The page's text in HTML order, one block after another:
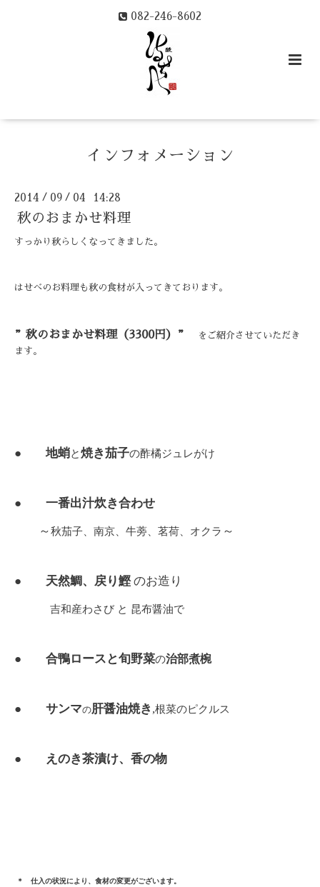
082-246-8602
インフォメーション
2014 / 09 / 04 14:28
秋のおまかせ料理
すっかり秋らしくなってきました。
はせべのお料理も秋の食材が入ってきております。
”秋のおまかせ料理（3300円）”
をご紹介させていただき
ます。
● 地蛸と焼き茄子の酢橘ジュレがけ
● 一番出汁炊き合わせ
～秋茄子、南京、牛蒡、茗荷、オクラ ～
● 天然鯛、戻り鰹のお造り
吉和産わさび と 昆布醤油で
● 合鴨ロースと旬野菜の治部煮椀
● サンマの肝醤油焼き ,根菜のピクルス
● えのき茶漬け、香の物
＊ 仕入の状況により、食材の変更がございます。